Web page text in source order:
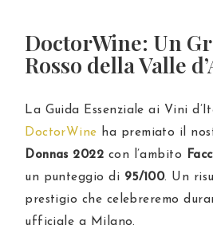
DoctorWine: Un
Rosso della Valle
La Guida Essenziale ai Vini
DoctorWine ha premiato il
Donnas 2022 con l’ambito
un punteggio di 95/100. Un
prestigio che celebreremo
ufficiale a Milano.